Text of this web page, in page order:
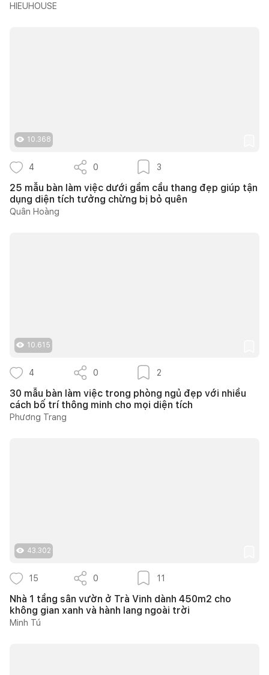
HIEUHOUSE
10.368
4 0 3
25 mẫu bàn làm việc dưới gầm cầu thang đẹp giúp tận
dụng diện tích tưởng chừng bị bỏ quên
Quân Hoàng
10.615
4 0 2
30 mẫu bàn làm việc trong phòng ngủ đẹp với nhiều
cách bố trí thông minh cho mọi diện tích
Phương Trang
43.302
15 0 11
Nhà 1 tầng sân vườn ở Trà Vinh dành 450m2 cho
không gian xanh và hành lang ngoài trời
Minh Tú